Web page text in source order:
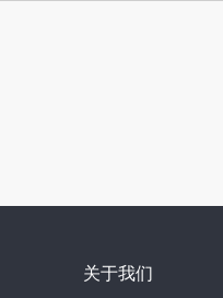
关于我们